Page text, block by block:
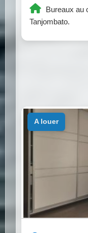
Bureaux au
Tanjombato.
a louer